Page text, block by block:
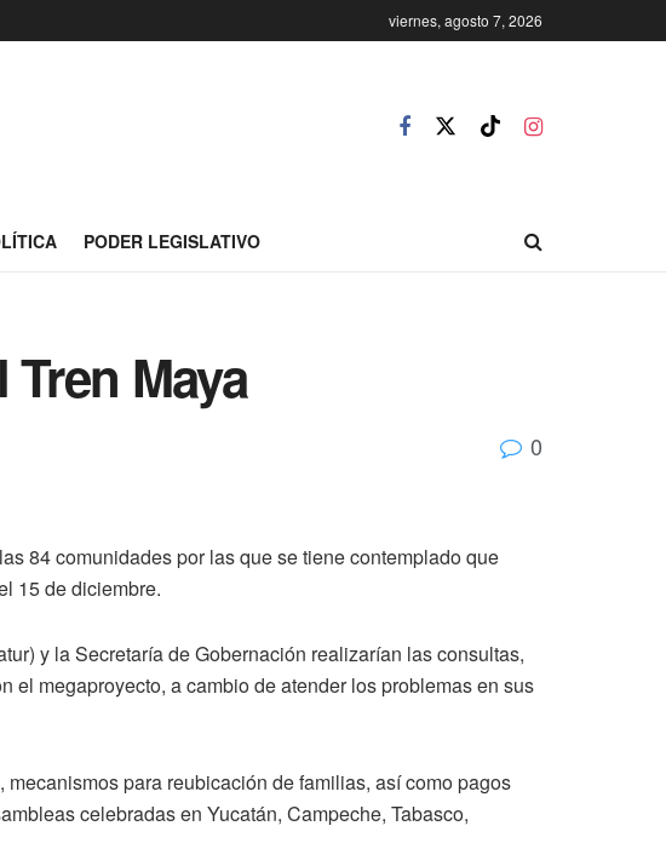
viernes, agosto 7, 2026
PODER LEGISLATIVO
Maya
0
84 comunidades por las que se tiene contemplado que
15 de diciembre.
y la Secretaría de Gobernación realizarían las consultas,
el megaproyecto, a cambio de atender los problemas en sus
para reubicación de familias, así como pagos
celebradas en Yucatán, Campeche, Tabasco,